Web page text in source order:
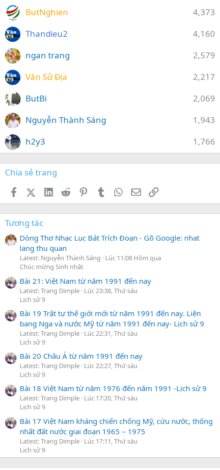
4,373
ButNghien
4,160
Thandieu2
2,579
ngan trang
2,217
Văn Sử Địa
2,069
ButBi
1,943
Nguyễn Thành Sáng
1,766
h2y3
Chia sẻ trang
FacebookX (Twitter)
LinkedIn
Reddit PinterestTumblr WhatsApp
EmailLink
Tương tác
Dòng Thơ Nhạc Lục Bát Trích Đoạn - Gõ Google: nhat
lang thu quan
Latest: Nguyễn Thành Sáng
Lúc 11:08 Hôm qua
Chúc mừng Sinh nhật
Bài 21: Việt Nam từ năm 1991 đến nay
Latest: Trang Dimple Lúc 23:38, Thứ sáu
Lịch sử 9
Bài 19 Trật tự thế giới mới từ năm 1991 đến nay. Liên
bang Nga và nước Mỹ từ năm 1991 đến nay- Lịch sử 9
Latest: Trang Dimple Lúc 22:31, Thứ sáu
Lịch sử 9
Bài 20 Châu Á từ năm 1991 đến nay
Latest: Trang Dimple Lúc 22:27, Thứ sáu
Lịch sử 9
Bài 18 Việt Nam từ năm 1976 đến năm 1991 -Lịch sử 9
Latest: Trang Dimple Lúc 17:20, Thứ sáu
Lịch sử 9
Bài 17 Việt Nam kháng chiến chống Mỹ, cứu nước, thống
nhất đất nước giai đoạn 1965 – 1975
Latest: Trang Dimple Lúc 17:11, Thứ sáu
Lịch sử 9